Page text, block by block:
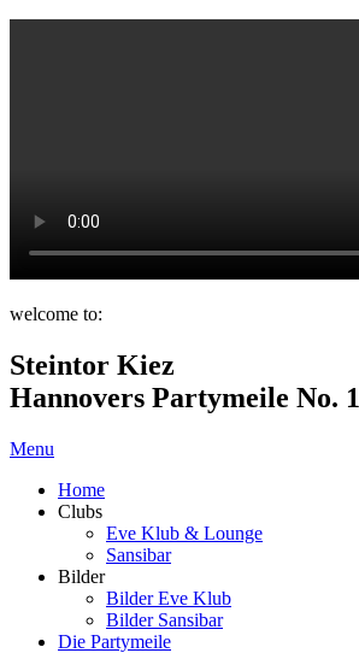
welcome to:
Steintor Kiez
Hannovers Partymeile No. 1
Menu
Home
Clubs
Eve Klub & Lounge
Sansibar
Bilder
Bilder Eve Klub
Bilder Sansibar
Die Partymeile